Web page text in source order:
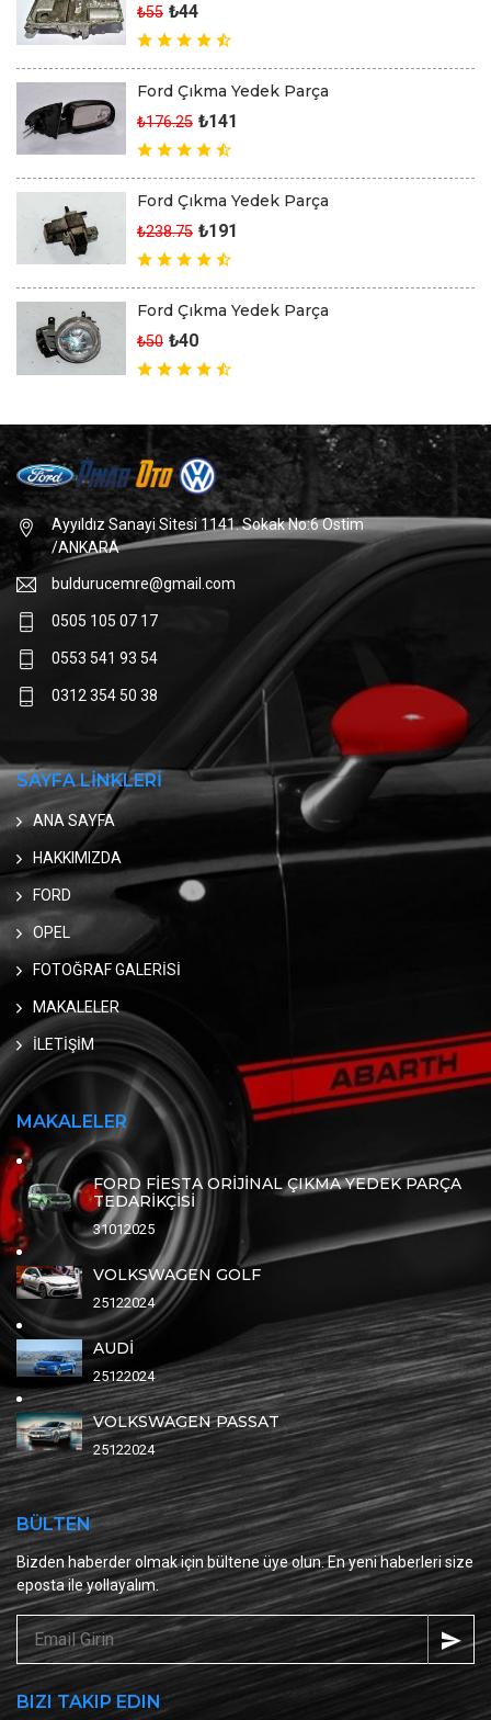
₺55 ₺44
Ford Çıkma Yedek Parça
₺176.25 ₺141
Ford Çıkma Yedek Parça
₺238.75 ₺191
Ford Çıkma Yedek Parça
₺50 ₺40
Ayyıldız Sanayi Sitesi 1141. Sokak No:6 Ostim
/ANKARA
buldurucemre@gmail.com
0505 105 07 17
0553 541 93 54
0312 354 50 38
SAYFA LİNKLERİ
ANA SAYFA
HAKKIMIZDA
FORD
OPEL
FOTOĞRAF GALERİSİ
MAKALELER
İLETİŞİM
MAKALELER
FORD FİESTA ORİJİNAL ÇIKMA YEDEK PARÇA
TEDARİKÇİSİ
31012025
VOLKSWAGEN GOLF
25122024
AUDİ
25122024
VOLKSWAGEN PASSAT
25122024
BÜLTEN
Bizden haberder olmak için bültene üye olun. En yeni haberleri size
eposta ile yollayalım.
BIZI TAKIP EDIN